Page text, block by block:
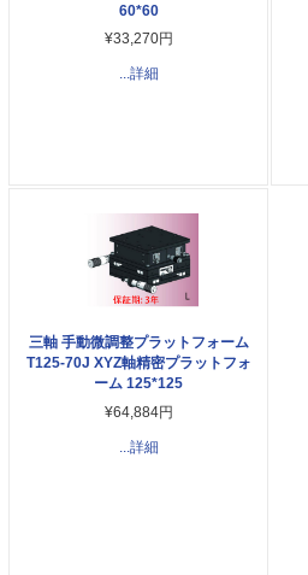
60*60
¥33,270円
...詳細
三軸 手動微調整プラットフォーム
T125-70J XYZ軸精密プラットフォ
ーム 125*125
¥64,884円
...詳細